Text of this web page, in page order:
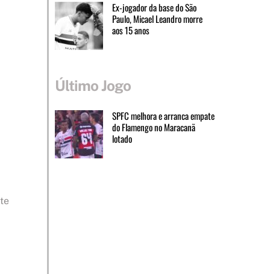
Ex-jogador da base do São
Paulo, Micael Leandro morre
aos 15 anos
Último Jogo
SPFC melhora e arranca empate
do Flamengo no Maracanã
lotado